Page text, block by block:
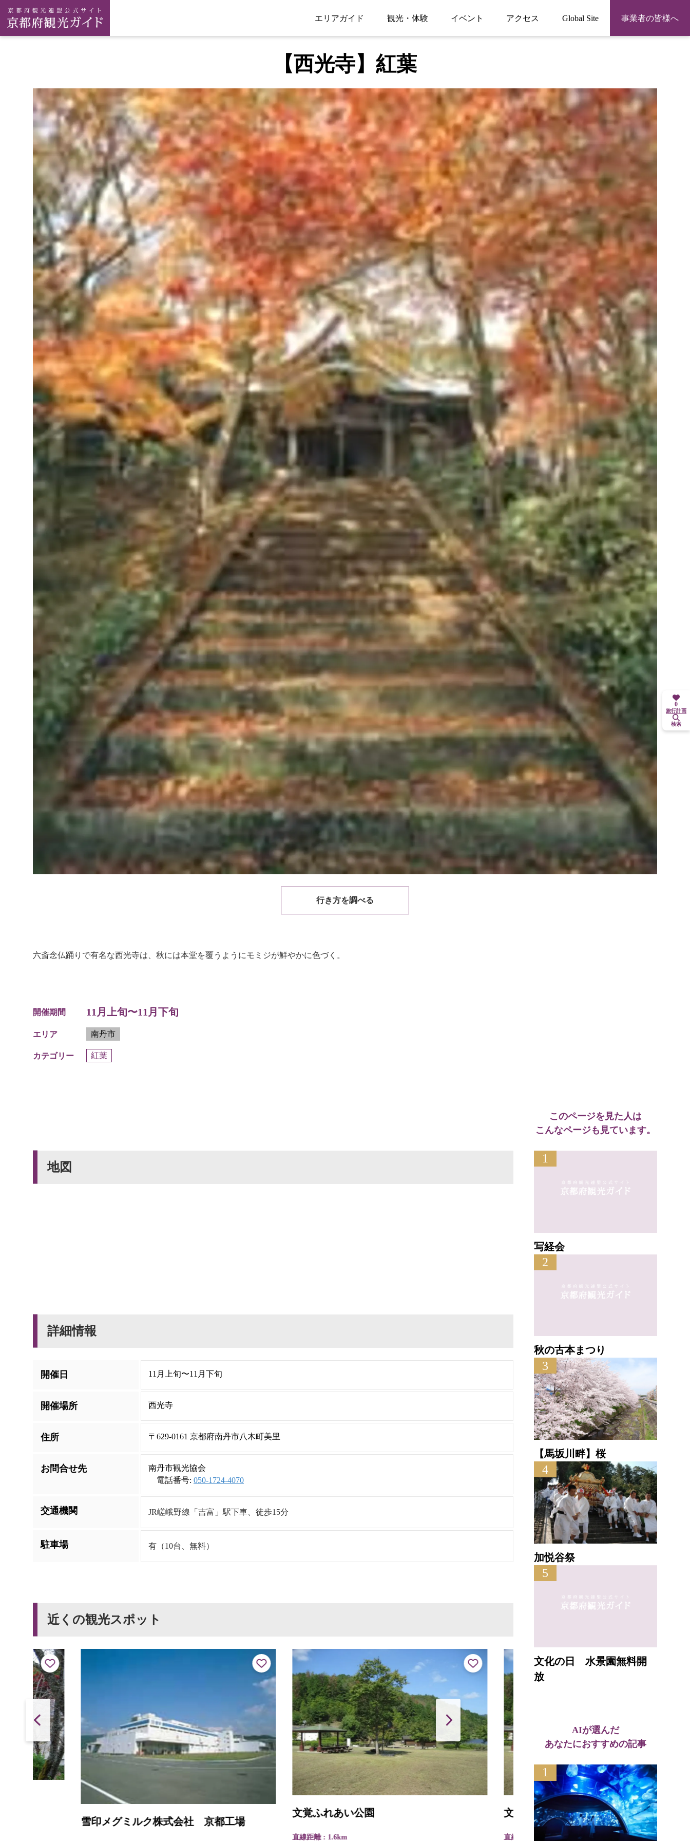
エリアガイド 観光・体験 イベント アクセス Global Site 事業者の皆様へ
【西光寺】紅葉
行き方を調べる
六斎念仏踊りで有名な西光寺は、秋には本堂を覆うようにモミジが鮮やかに色づく。
開催期間 11月上旬〜11月下旬
エリア 南丹市
カテゴリー 紅葉
地図
詳細情報
開催日 11月上旬〜11月下旬
開催場所 西光寺
住所 〒629-0161 京都府南丹市八木町美里
お問合せ先
南丹市観光協会
電話番号: 050-1724-4070
交通機関 JR嵯峨野線「吉富」駅下車、徒歩15分
駐車場 有（10台、無料）
近くの観光スポット
雪印メグミルク株式会社 京都工場
文覚ふれあい公園
直線距離 : 1.6km
文覚ふれあい公園
直線距離 : 1.6km
このページを見た人は
こんなページも見ています。
1
写経会
2
秋の古本まつり
3
【馬坂川畔】桜
4
加悦谷祭
5
文化の日 水景園無料開
放
AIが選んだ
あなたにおすすめの記事
1
0
旅行計画
検索